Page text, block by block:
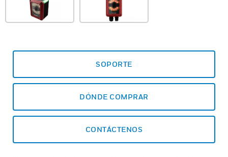
SOPORTE
DÓNDE COMPRAR
CONTÁCTENOS